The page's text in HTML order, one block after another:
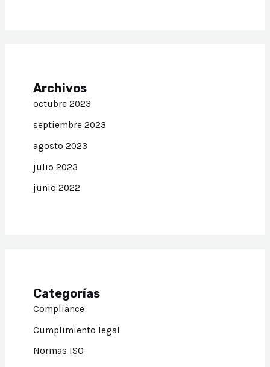
Archivos
octubre 2023
septiembre 2023
agosto 2023
julio 2023
junio 2022
Categorías
Compliance
Cumplimiento legal
Normas ISO